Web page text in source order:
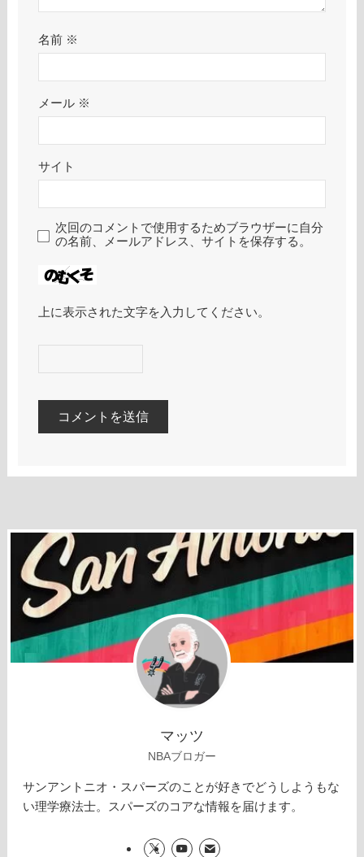
名前 ※
メール ※
サイト
次回のコメントで使用するためブラウザーに自分
の名前、メールアドレス、サイトを保存する。
上に表示された文字を入力してください。
マッツ
NBAブロガー
サンアントニオ・スパーズのことが好きでどうしようもな
い理学療法士。スパーズのコアな情報を届けます。